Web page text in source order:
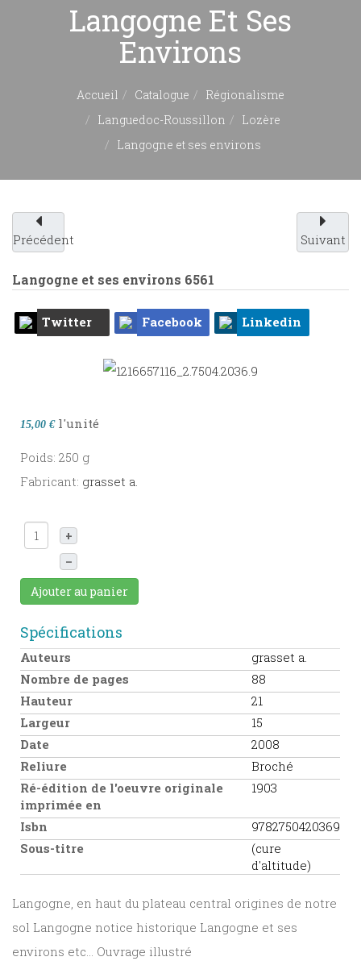
Langogne Et Ses
Environs
Accueil Catalogue
Régionalisme
Languedoc-Roussillon
Lozère
Langogne et ses environs
Précédent Suivant
Langogne et ses environs 6561
Twitter Facebook Linkedin
15,00 € l'unité
Poids: 250 g
Fabricant: grasset a.
+
–
Ajouter au panier
Spécifications
Auteurs
grasset a.
Nombre de pages
88
Hauteur
21
Largeur
15
Date
2008
Reliure
Broché
Ré-édition de l'oeuvre originale
imprimée en
1903
Isbn
9782750420369
Sous-titre
(cure
d'altitude)
Langogne, en haut du plateau central origines de notre
sol Langogne notice historique Langogne et ses
environs etc... Ouvrage illustré